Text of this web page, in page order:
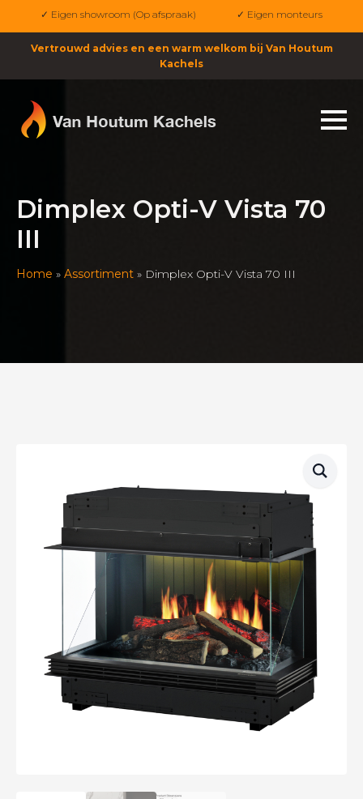
✓ Eigen showroom (Op afspraak) ✓ Eigen monteurs
Vertrouwd advies en een warm welkom bij Van Houtum
Kachels
Dimplex Opti-V Vista 70
III
Home » Assortiment » Dimplex Opti-V Vista 70 III